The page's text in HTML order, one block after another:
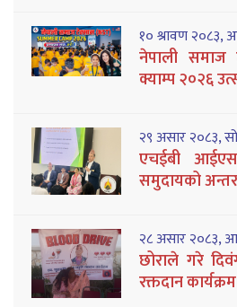
१० श्रावण २०८३,
नेपाली
क्याम्प २०२६
२९ असार २०८३,
एचईबी
समुदायको
२८ असार २०८३,
छोराले गरे
रक्तदान